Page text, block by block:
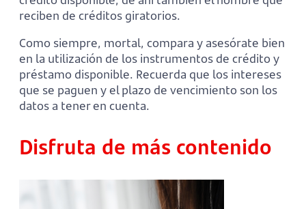
reciben de créditos giratorios.
Como siempre, mortal, compara y asesórate bien
en la utilización de los instrumentos de crédito y
préstamo disponible. Recuerda que los intereses
que se paguen y el plazo de vencimiento son los
datos a tener en cuenta.
Disfruta de más contenido